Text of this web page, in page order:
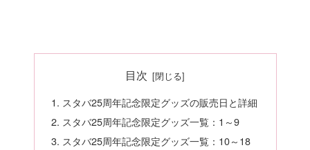
目次
スタバ25周年記念限定グッズの販売日と詳細
スタバ25周年記念限定グッズ一覧：1～9
スタバ25周年記念限定グッズ一覧：10～18